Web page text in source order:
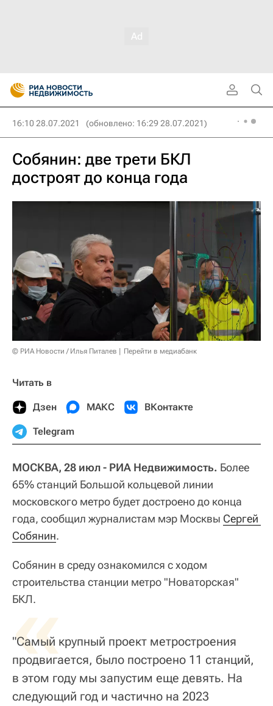
16:10 28.07.2021 (обновлено: 16:29 28.07.2021)
Собянин: две трети БКЛ
достроят до конца года
© РИА Новости / Илья Питалев Перейти в медиабанк
Читать в
Дзен МАКС ВКонтакте
Telegram
МОСКВА, 28 июл - РИА Недвижимость. Более
65% станций Большой кольцевой линии
московского метро будет достроено до конца
года, сообщил журналистам мэр Москвы Сергей
Собянин.
Собянин в среду ознакомился с ходом
строительства станции метро "Новаторская"
БКЛ.
«
"Самый крупный проект метростроения
продвигается, было построено 11 станций,
в этом году мы запустим еще девять. На
следующий год и частично на 2023